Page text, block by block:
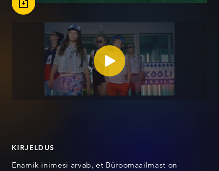
KIRJELDUS
Enamik inimesi arvab, et Büroomaailmast on